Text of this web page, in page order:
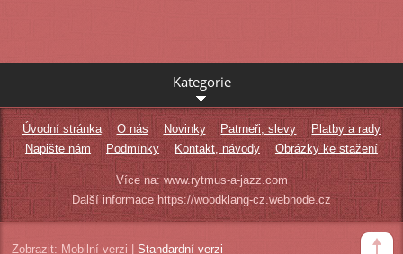
Kategorie
Úvodní stránka O nás Novinky Patrneři, slevy
Platby a rady
Napište nám
Podmínky Kontakt, návody Obrázky ke stažení
Více na: www.rytmus-a-jazz.com
Další informace https://woodklang-cz.webnode.cz
Zobrazit: Mobilní verzi Standardní verzi